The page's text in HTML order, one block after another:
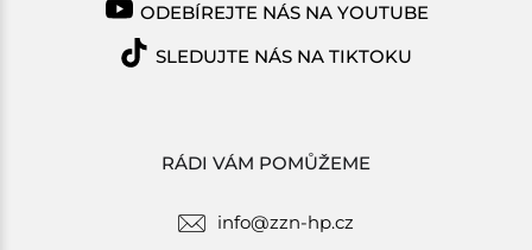
RÁDI VÁM POMŮŽEME
info@zzn-hp.cz
ODEBÍREJTE NÁS NA YOUTUBE
SLEDUJTE NÁS NA TIKTOKU